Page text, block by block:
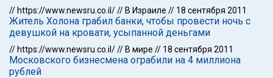
// https://www.newsru.co.il/// В Израиле // 18 сентября 2011
Житель Холона грабил банки, чтобы провести ночь с
девушкой на кровати, усыпанной деньгами
// https://www.newsru.co.il/// В мире // 18 сентября 2011
Московского бизнесмена ограбили на 4 миллиона
рублей